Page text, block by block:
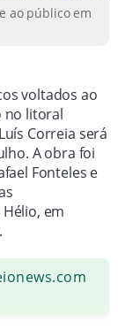
local e
ao público em
voltados ao
no litoral
Correia será
A obra foi
Fonteles e
em